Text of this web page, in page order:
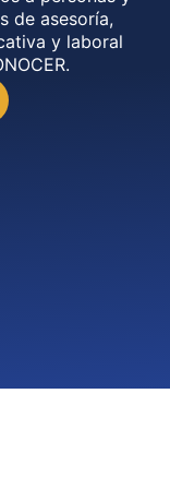
de asesoría,
y laboral